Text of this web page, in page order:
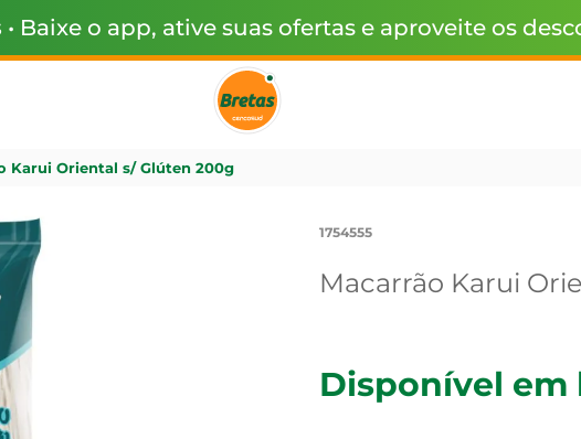
• Baixe o app, ative suas ofertas e aproveite os
Karui Oriental s/ Glúten 200g
1754555
Macarrão Karui
Disponível em